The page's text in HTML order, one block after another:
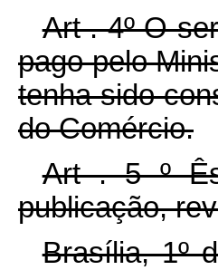
Art . 4º O
pago pelo
tenha sido
do Comércio.
Art . 5 º
publicação,
Brasília, 1º